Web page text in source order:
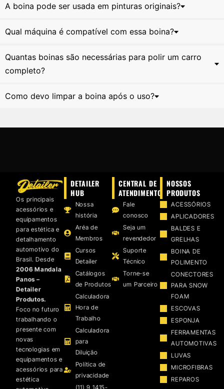
A boina pode ser usada em pinturas originais?
Qual máquina é compatível com essa boina?
Quantas boinas são necessárias para polir um carro
completo?
Como devo limpar a boina após o uso?
Os principais
acessórios e
equipamentos
para estética e
detalhamento
automotivo do
Brasil. Desde
2006 Mandala
Panos –
Detailer
Produtos.
Foco no futuro
trabalhando o
presente com
novas
tecnologias em
equipamentos e
acessórios para
estética
DETAILER
HUB
Nossa
história
Aréa de
Membros
Cursos
Detailer
Catálogos
de Produtos
Calculadora
Hora de
Trabalho
Calculadora
para
Diluição
Política de
privacidade
(11) 9 1415-
CENTRAL DE
ATENDIMENTO
Fale
conosco
Seja um
revendedor
Suporte
Técnico
Torne-se
um Parceiro
NOSSOS
PRODUTOS
ACESSÓRIOS
APLICADORES
BALDES E
GRELHAS
BOINA DE
POLIMENTO
CONECTORES
PARA SNOW
FOAM
ESCOVAS
ESPONJA
FERRAMENTAS
AUTOMOTIVAS
LUVAS
MICROFIBRAS
REPAROS